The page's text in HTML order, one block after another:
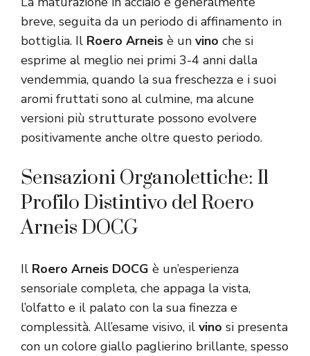
breve, seguita da un periodo di affinamento in
bottiglia. Il Roero Arneis è un vino che si
esprime al meglio nei primi 3-4 anni dalla
vendemmia, quando la sua freschezza e i suoi
aromi fruttati sono al culmine, ma alcune
versioni più strutturate possono evolvere
positivamente anche oltre questo periodo.
Sensazioni Organolettiche: Il
Profilo Distintivo del Roero
Arneis DOCG
Il Roero Arneis DOCG è un’esperienza
sensoriale completa, che appaga la vista,
l’olfatto e il palato con la sua finezza e
complessità. All’esame visivo, il vino si presenta
con un colore giallo paglierino brillante, spesso